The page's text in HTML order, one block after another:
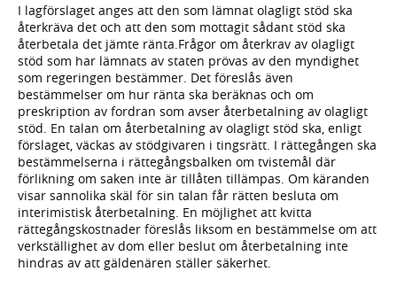
I lagförslaget anges att den som lämnat olagligt stöd ska
återkräva det och att den som mottagit sådant stöd ska
återbetala det jämte ränta.Frågor om återkrav av olagligt
stöd som har lämnats av staten prövas av den myndighet
som regeringen bestämmer. Det föreslås även
bestämmelser om hur ränta ska beräknas och om
preskription av fordran som avser återbetalning av olagligt
stöd. En talan om återbetalning av olagligt stöd ska, enligt
förslaget, väckas av stödgivaren i tingsrätt. I rättegången ska
bestämmelserna i rättegångsbalken om tvistemål där
förlikning om saken inte är tillåten tillämpas. Om käranden
visar sannolika skäl för sin talan får rätten besluta om
interimistisk återbetalning. En möjlighet att kvitta
rättegångskostnader föreslås liksom en bestämmelse om att
verkställighet av dom eller beslut om återbetalning inte
hindras av att gäldenären ställer säkerhet.